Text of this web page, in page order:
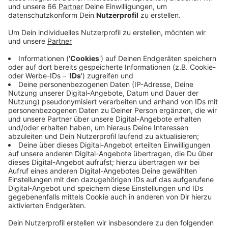
heute gegen solche Pläne demonstriert. Die
Aktivisten von „Fridays For Future“ haben am
Nachmittag (2. Juni/ ab 17 Uhr) einen Sitzstreik
auf dem Corneliusplatz angekündigt.
Veröffentlicht: Dienstag, 02.06.2020 13:36
Anzeige
Wenn für die Klima-Aktivisten alles glatt läuft, dann
werden sich heute bis zu 200 Demonstranten auf dem
Corneliusplatz in den Sitzstreik begeben. Die
Teilnehmer möchten nach eigenen Angaben dabei auf
einen ausreichenden Sicherheitsabstand zwischen den
Demonstranten achten. Die Aktivisten fordern, dass
die geplanten staatlichen Hilfen mit Klimarichtlinien
verbunden werden. Außerdem wolle man dafür sorgen,
dass der Klimaschutz in Zeiten der Pandemie nicht in